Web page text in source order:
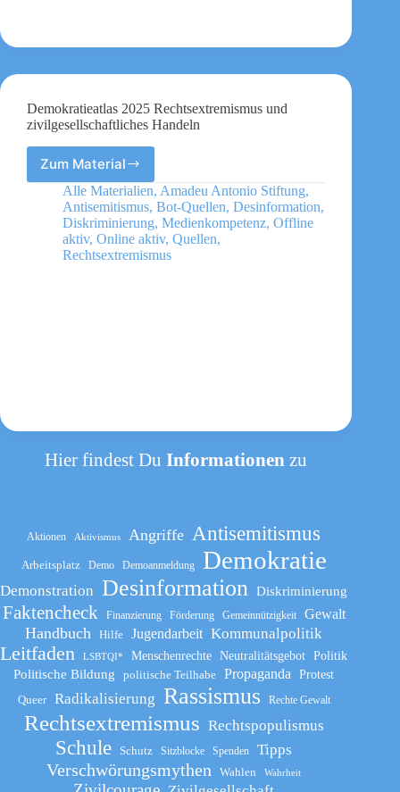
Demokratieatlas 2025 Rechtsextremismus und
zivilgesellschaftliches Handeln
Zum MaterialDemokratieatlas
2025
Rechtsextremismus
und
zivilgesellschaftliches
Handeln
Alle Materialien, Amadeu Antonio Stiftung,
Antisemitismus, Bot-Quellen, Desinformation,
Diskriminierung, Medienkompetenz, Offline
aktiv, Online aktiv, Quellen,
Rechtsextremismus
Hier findest DuInformationenzu
Aktionen Aktivismus Angriffe Antisemitismus
Arbeitsplatz Demo Demoanmeldung Demokratie
Demonstration Desinformation Diskriminierung
Faktencheck Finanzierung Förderung Gemeinnützigkeit Gewalt
Handbuch Hilfe Jugendarbeit Kommunalpolitik
Leitfaden LSBTQI* Menschenrechte Neutralitätsgebot Politik
Politische Bildung politische Teilhabe Propaganda
Protest
Queer
Radikalisierung Rassismus Rechte Gewalt
Rechtsextremismus Rechtspopulismus
Schule Schutz Sitzblocke Spenden Tipps
Verschwörungsmythen Wahlen Wahrheit